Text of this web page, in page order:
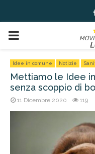
PRIMARY
MENU
Idee in comune Notizie
Mettiamo le Idee
senza scoppio di
11 Dicembre 2020 119